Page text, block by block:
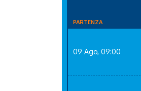
PARTENZA
09 Ago, 09:00